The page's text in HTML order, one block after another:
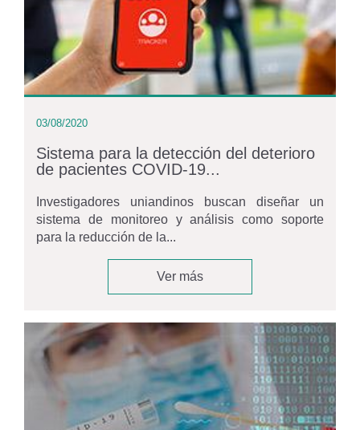
03/08/2020
Sistema para la detección del deterioro
de pacientes COVID-19...
Investigadores uniandinos buscan diseñar un
sistema de monitoreo y análisis como soporte
para la reducción de la...
Ver más